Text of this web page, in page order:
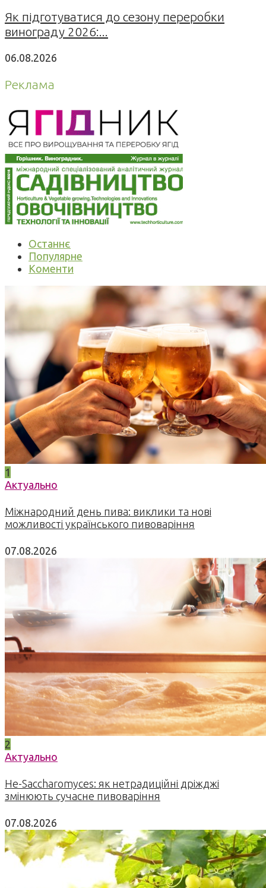
Як підготуватися до сезону переробки
винограду 2026:...
06.08.2026
Реклама
Останнє
Популярне
Коменти
1
Актуально
Міжнародний день пива: виклики та нові
можливості українського пивоваріння
07.08.2026
2
Актуально
Не-Saccharomyces: як нетрадиційні дріжджі
змінюють сучасне пивоваріння
07.08.2026